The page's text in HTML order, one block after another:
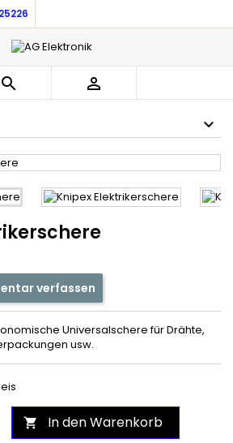
 
verfassen
Universalschere für Drähte,
usw.
 In den Warenkorb